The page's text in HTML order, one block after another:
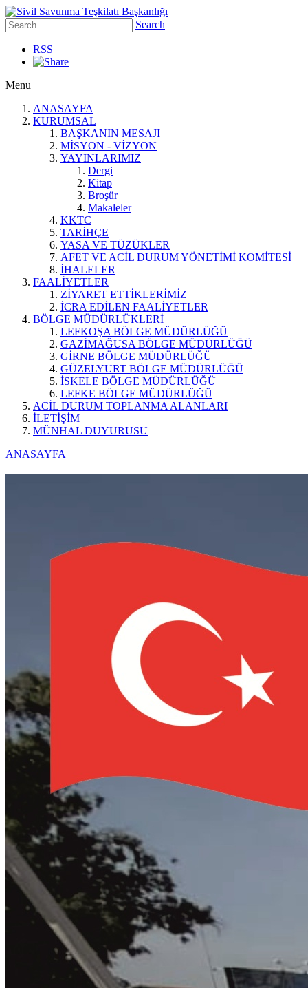
Search
RSS
Menu
ANASAYFA
KURUMSAL
BAŞKANIN MESAJI
MİSYON - VİZYON
YAYINLARIMIZ
Dergi
Kitap
Broşür
Makaleler
KKTC
TARİHÇE
YASA VE TÜZÜKLER
AFET VE ACİL DURUM YÖNETİMİ KOMİTESİ
İHALELER
FAALİYETLER
ZİYARET ETTİKLERİMİZ
İCRA EDİLEN FAALİYETLER
BÖLGE MÜDÜRLÜKLERİ
LEFKOŞA BÖLGE MÜDÜRLÜĞÜ
GAZİMAĞUSA BÖLGE MÜDÜRLÜĞÜ
GİRNE BÖLGE MÜDÜRLÜĞÜ
GÜZELYURT BÖLGE MÜDÜRLÜĞÜ
İSKELE BÖLGE MÜDÜRLÜĞÜ
LEFKE BÖLGE MÜDÜRLÜĞÜ
ACİL DURUM TOPLANMA ALANLARI
İLETİŞİM
MÜNHAL DUYURUSU
ANASAYFA